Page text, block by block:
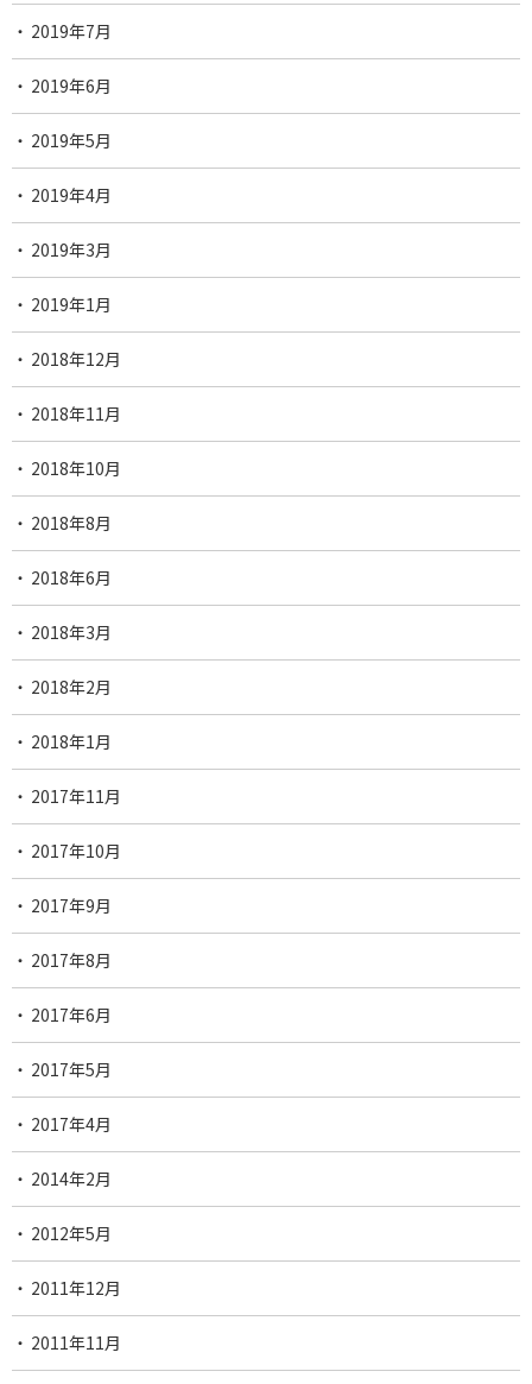
2019年7月
2019年6月
2019年5月
2019年4月
2019年3月
2019年1月
2018年12月
2018年11月
2018年10月
2018年8月
2018年6月
2018年3月
2018年2月
2018年1月
2017年11月
2017年10月
2017年9月
2017年8月
2017年6月
2017年5月
2017年4月
2014年2月
2012年5月
2011年12月
2011年11月